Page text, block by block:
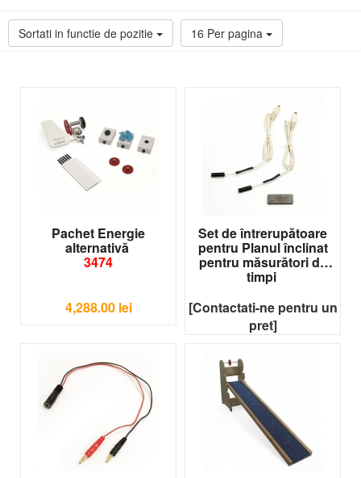
Sortati in functie de pozitie 16 Per pagina
Pachet Energie
alternativă
3474
4,288.00 lei
Set de întrerupătoare
pentru Planul înclinat
pentru măsurători de
timpi
[Contactati-ne pentru un
pret]